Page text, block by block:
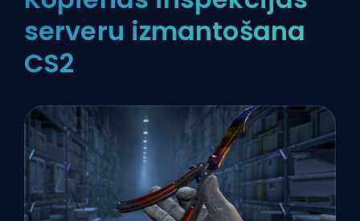
serveru izmantošana
CS2